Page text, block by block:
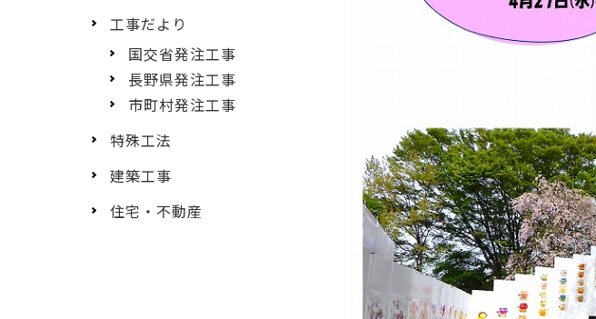
工事だより
国交省発注工事
長野県発注工事
市町村発注工事
特殊工法
建築工事
住宅・不動産